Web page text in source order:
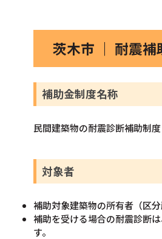
茨木市 ｜ 耐震
補助金制度名称
民間建築物の耐震診断補助制度
対象者
補助対象建築物の所有者（区
補助を受ける場合の耐震診断
す。